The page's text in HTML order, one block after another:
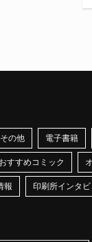
その他 電子書籍
すすめコミック
報 印刷所インタ